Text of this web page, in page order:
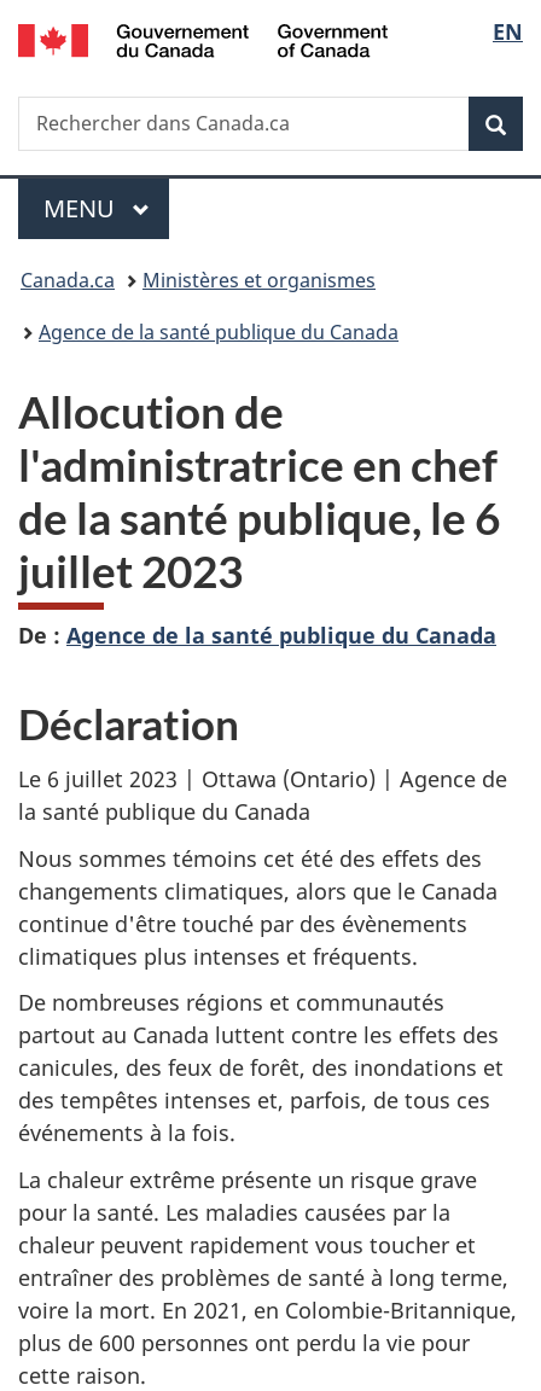
Passer
au
principal
Passer
à
Au
du
Passer
à
version
simplifiée
de
la
EN
Recherche
Rechercher
dans
Menu
MENU PRINCIPAL
Vous
êtes
Canada.ca
Ministères et organismes
Agence de la santé publique du Canada
Allocution de
l'administratrice en chef
de la santé publique, le 6
juillet 2023
De : Agence de la santé publique du Canada
Déclaration
Le 6 juillet 2023 | Ottawa (Ontario) | Agence de
la santé publique du Canada
Nous sommes témoins cet été des effets des
changements climatiques, alors que le Canada
continue d'être touché par des évènements
climatiques plus intenses et fréquents.
De nombreuses régions et communautés
partout au Canada luttent contre les effets des
canicules, des feux de forêt, des inondations et
des tempêtes intenses et, parfois, de tous ces
événements à la fois.
La chaleur extrême présente un risque grave
pour la santé. Les maladies causées par la
chaleur peuvent rapidement vous toucher et
entraîner des problèmes de santé à long terme,
voire la mort. En 2021, en Colombie-Britannique,
plus de 600 personnes ont perdu la vie pour
cette raison.